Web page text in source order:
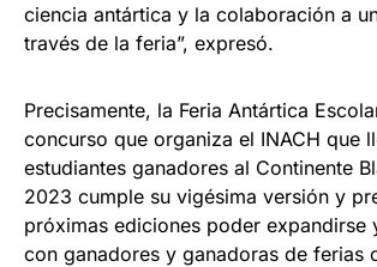
ciencia antártica y la colaboración a
través de la feria”, expresó.
Precisamente, la Feria Antártica
concurso que organiza el INACH que
estudiantes ganadores al Continente
2023 cumple su vigésima versión y
próximas ediciones poder expandirse
con ganadores y ganadoras de ferias